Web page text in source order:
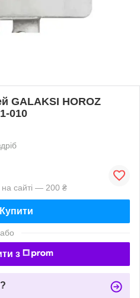
GALAKSI HOROZ
010
сайті — 200 ₴
Купити
або
з